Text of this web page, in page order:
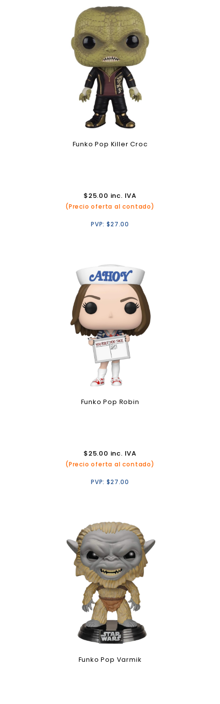
Funko Pop Killer Croc
$25.00 inc. IVA
(Precio oferta al contado)
PVP:$27.00
Funko Pop Robin
$25.00 inc. IVA
(Precio oferta al contado)
PVP:$27.00
Funko Pop Varmik